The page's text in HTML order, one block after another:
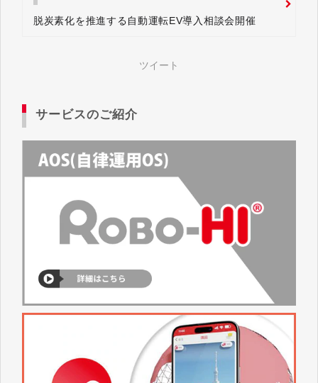
脱炭素化を推進する自動運転EV導入相談会開催
ツイート
サービスのご紹介